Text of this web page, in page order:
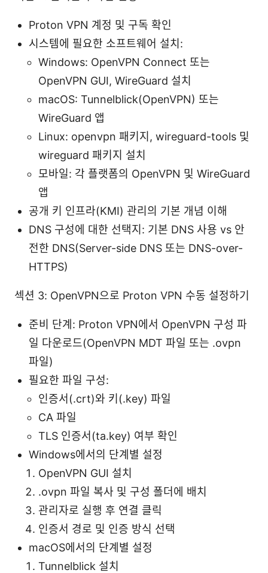
Proton VPN 계정 및 구독 확인
시스템에 필요한 소프트웨어 설치:
Windows: OpenVPN Connect 또는
OpenVPN GUI, WireGuard 설치
macOS: Tunnelblick(OpenVPN) 또는
WireGuard 앱
Linux: openvpn 패키지, wireguard-tools 및
wireguard 패키지 설치
모바일: 각 플랫폼의 OpenVPN 및 WireGuard
앱
공개 키 인프라(KMI) 관리의 기본 개념 이해
DNS 구성에 대한 선택지: 기본 DNS 사용 vs 안
전한 DNS(Server-side DNS 또는 DNS-over-
HTTPS)
섹션 3: OpenVPN으로 Proton VPN 수동 설정하기
준비 단계: Proton VPN에서 OpenVPN 구성 파
일 다운로드(OpenVPN MDT 파일 또는 .ovpn
파일)
필요한 파일 구성:
인증서(.crt)와 키(.key) 파일
CA 파일
TLS 인증서(ta.key) 여부 확인
Windows에서의 단계별 설정
OpenVPN GUI 설치
.ovpn 파일 복사 및 구성 폴더에 배치
관리자로 실행 후 연결 클릭
인증서 경로 및 인증 방식 선택
macOS에서의 단계별 설정
Tunnelblick 설치